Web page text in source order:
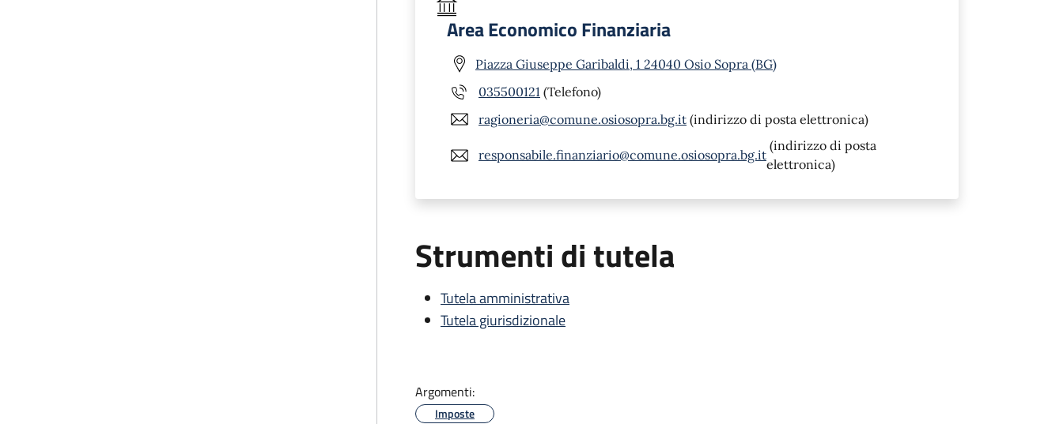
Area Economico Finanziaria
Piazza Giuseppe Garibaldi, 1 24040 Osio Sopra (BG)
035500121 (Telefono)
ragioneria@comune.osiosopra.bg.it (indirizzo di posta elettronica)
responsabile.finanziario@comune.osiosopra.bg.it
(indirizzo di posta
elettronica)
Strumenti di tutela
Tutela amministrativa
Tutela giurisdizionale
Argomenti:
Imposte